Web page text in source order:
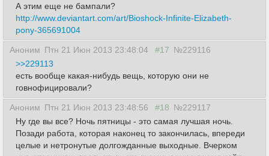
А этим еще не бампали?
http://www.deviantart.com/art/Bioshock-Infinite-Elizabeth-
pony-365691004
Аноним Птн 21 Июн 2013 23:48:04 #17 №229116
>>229113
есть вообще какая-нибудь вещь, которую они не
говнофицировали?
Аноним Птн 21 Июн 2013 23:48:56 #18 №229117
Ну где вы все? Ночь пятницы - это самая лучшая ночь.
Позади работа, которая наконец то закончилась, впереди
целые и нетронутые долгожданные выходные. Вчерком